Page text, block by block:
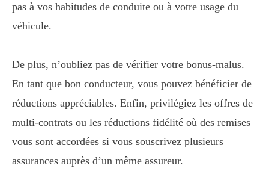
pas à vos habitudes de conduite ou à votre usage du
véhicule.
De plus, n’oubliez pas de vérifier votre bonus-malus.
En tant que bon conducteur, vous pouvez bénéficier de
réductions appréciables. Enfin, privilégiez les offres de
multi-contrats ou les réductions fidélité où des remises
vous sont accordées si vous souscrivez plusieurs
assurances auprès d’un même assureur.